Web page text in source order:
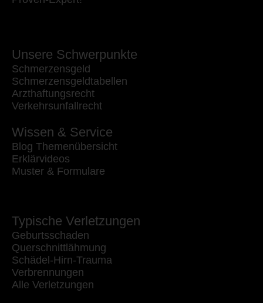
Unsere Schwerpunkte
Schmerzensgeld
Schmerzensgeldtabellen
Arzthaftungsrecht
Verkehrsunfallrecht
Wissen & Service
Blog Themenübersicht
Erklärvideos
Muster & Formulare
Typische Verletzungen
Geburtsschaden
Querschnittlähmung
Schädel-Hirn-Trauma
Verbrennungen
Alle Verletzungen